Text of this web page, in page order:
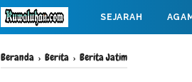
SEJARAH
MAHABARATA
Beranda › Berita › Berita Jatim